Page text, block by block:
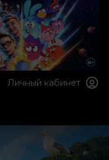
Личный кабинет